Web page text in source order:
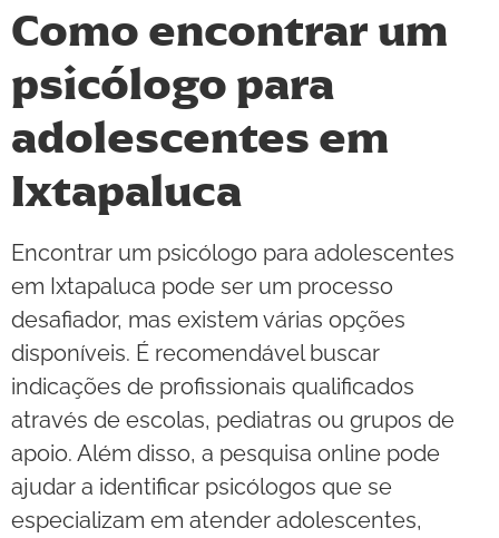
Como encontrar um
psicólogo para
adolescentes em
Ixtapaluca
Encontrar um psicólogo para adolescentes
em Ixtapaluca pode ser um processo
desafiador, mas existem várias opções
disponíveis. É recomendável buscar
indicações de profissionais qualificados
através de escolas, pediatras ou grupos de
apoio. Além disso, a pesquisa online pode
ajudar a identificar psicólogos que se
especializam em atender adolescentes,